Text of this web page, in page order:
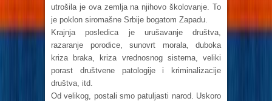
utrošila je ova zemlja na njihovo školovanje. To
je poklon siromašne Srbije bogatom Zapadu.
Krajnja posledica je urušavanje društva,
razaranje porodice, sunovrt morala, duboka
kriza braka, kriza vrednosnog sistema, veliki
porast društvene patologije i kriminalizacije
društva, itd.
Od velikog, postali smo patuljasti narod. Uskoro